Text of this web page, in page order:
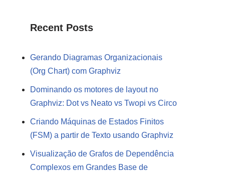
Recent Posts
Gerando Diagramas Organizacionais
(Org Chart) com Graphviz
Dominando os motores de layout no
Graphviz: Dot vs Neato vs Twopi vs Circo
Criando Máquinas de Estados Finitos
(FSM) a partir de Texto usando Graphviz
Visualização de Grafos de Dependência
Complexos em Grandes Base de